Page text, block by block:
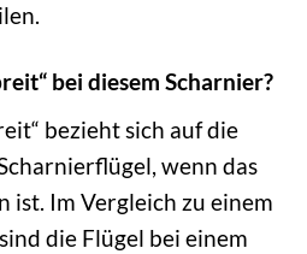
bei diesem Scharnier?
bezieht sich auf die
wenn das
ist. Im Vergleich zu einem
die Flügel bei einem